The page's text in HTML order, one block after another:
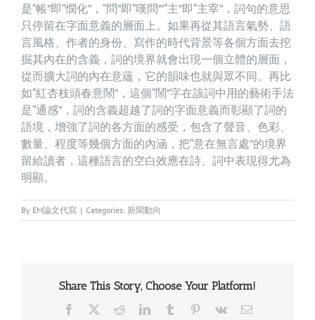
是“帳”即“憫化”，“問”即“嘆問”’“主”即“主宰”，詞句的意思
只停留在字面意義的層面上。如果再從其語言氣勢、語
言風格、作者的身份、寫作的時代背景等各個方面去挖
掘其內在的含義，詞的境界就會出現一個立體的層面，
從而擴大詞的內在意蘊，它的韻味也就與眾不同。再比
如“紅杏枝頭春意鬧”，這個“鬧”字在該詞中用的藝術手法
是“通感”，詞的含義超越了詞的字面意義而彰顯了詞的
語境，增強了詞的各方面的感受，包含了聲音、色彩、
數量、程度等幾個方面的內涵，把“意在無言處”的境界
留給讀者，這種語言的空白效應在詩、詞中表現得尤為
明顯。
By EM論文代寫 | Categories: 新聞動向
Share This Story, Choose Your Platform!
Facebook RedditLinkedInTumblr Pinterest
Vk Email